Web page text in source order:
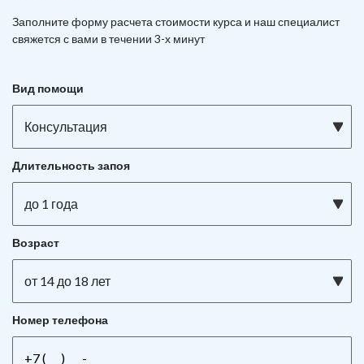
Заполните форму расчета стоимости курса и наш специалист
свяжется с вами в течении 3-х минут
Вид помощи
Консультация
Длительность запоя
до 1 года
Возраст
от 14 до 18 лет
Номер телефона